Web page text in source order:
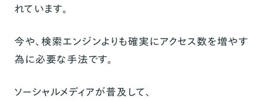
れています。
今や、検索エンジンよりも確実にアクセス数を増やす
為に必要な手法です。
ソーシャルメディアが普及して、